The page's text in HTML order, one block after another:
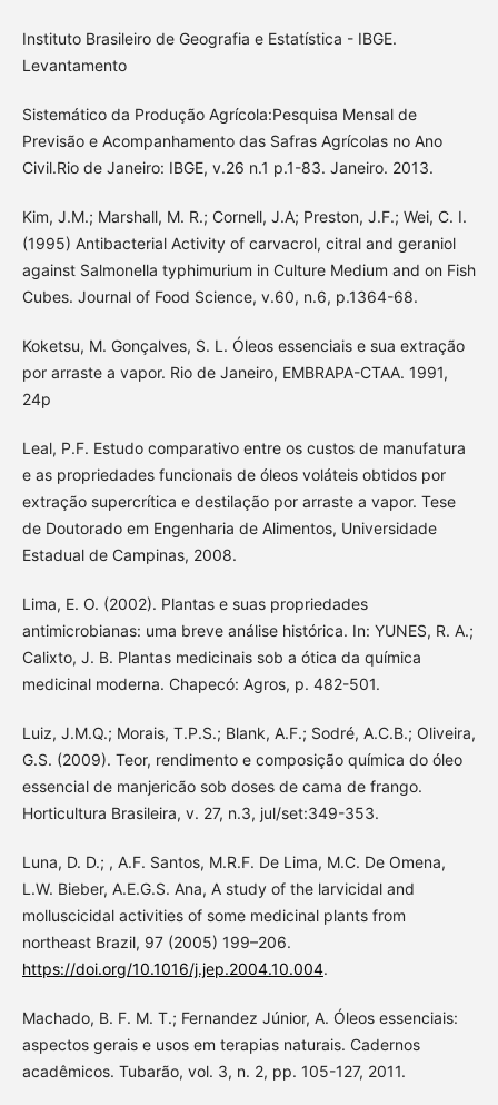
Instituto Brasileiro de Geografia e Estatística - IBGE.
Levantamento
Sistemático da Produção Agrícola:Pesquisa Mensal de
Previsão e Acompanhamento das Safras Agrícolas no Ano
Civil.Rio de Janeiro: IBGE, v.26 n.1 p.1-83. Janeiro. 2013.
Kim, J.M.; Marshall, M. R.; Cornell, J.A; Preston, J.F.; Wei, C. I.
(1995) Antibacterial Activity of carvacrol, citral and geraniol
against Salmonella typhimurium in Culture Medium and on Fish
Cubes. Journal of Food Science, v.60, n.6, p.1364-68.
Koketsu, M. Gonçalves, S. L. Óleos essenciais e sua extração
por arraste a vapor. Rio de Janeiro, EMBRAPA-CTAA. 1991,
24p
Leal, P.F. Estudo comparativo entre os custos de manufatura
e as propriedades funcionais de óleos voláteis obtidos por
extração supercrítica e destilação por arraste a vapor. Tese
de Doutorado em Engenharia de Alimentos, Universidade
Estadual de Campinas, 2008.
Lima, E. O. (2002). Plantas e suas propriedades
antimicrobianas: uma breve análise histórica. In: YUNES, R. A.;
Calixto, J. B. Plantas medicinais sob a ótica da química
medicinal moderna. Chapecó: Agros, p. 482-501.
Luiz, J.M.Q.; Morais, T.P.S.; Blank, A.F.; Sodré, A.C.B.; Oliveira,
G.S. (2009). Teor, rendimento e composição química do óleo
essencial de manjericão sob doses de cama de frango.
Horticultura Brasileira, v. 27, n.3, jul/set:349-353.
Luna, D. D.; , A.F. Santos, M.R.F. De Lima, M.C. De Omena,
L.W. Bieber, A.E.G.S. Ana, A study of the larvicidal and
molluscicidal activities of some medicinal plants from
northeast Brazil, 97 (2005) 199–206.
https://doi.org/10.1016/j.jep.2004.10.004.
Machado, B. F. M. T.; Fernandez Júnior, A. Óleos essenciais:
aspectos gerais e usos em terapias naturais. Cadernos
acadêmicos. Tubarão, vol. 3, n. 2, pp. 105-127, 2011.